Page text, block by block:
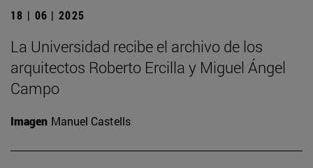
18 | 06 | 2025
La Universidad recibe el archivo de los
arquitectos Roberto Ercilla y Miguel Ángel
Campo
Imagen Manuel Castells